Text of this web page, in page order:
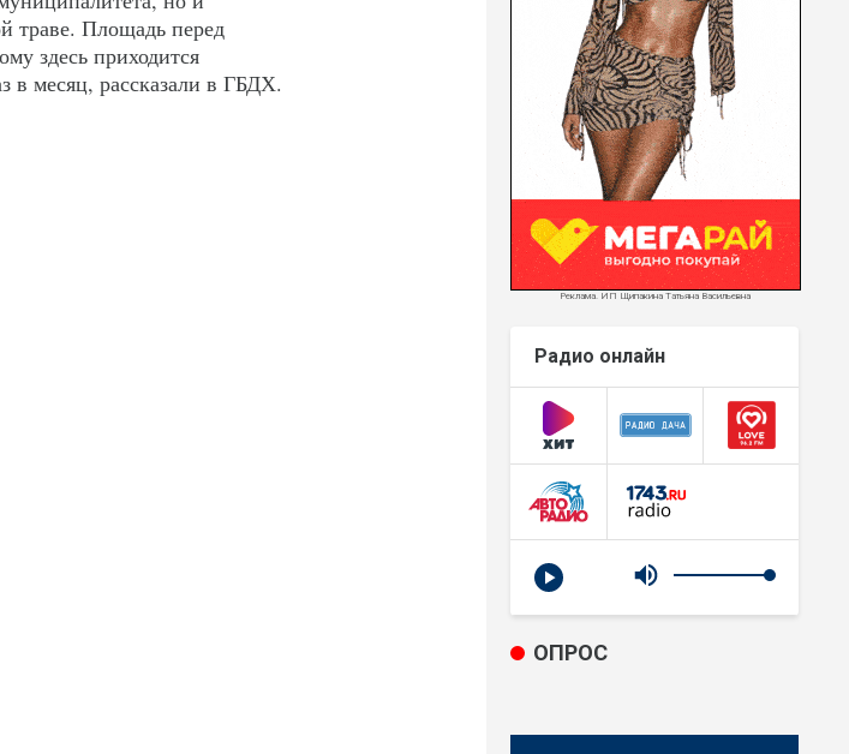
траве. Площадь перед
здесь приходится
в месяц, рассказали в ГБДХ.
Реклама. ИП Щипакина Татьяна Васильевна
Радио онлайн
ОПРОС